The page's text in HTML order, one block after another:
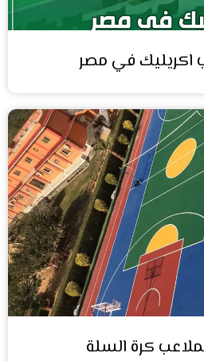
اكريليك في مصر
كرة السلة